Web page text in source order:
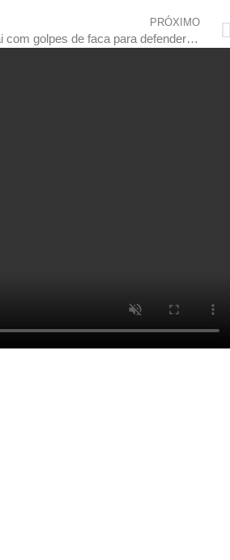
PRÓXIMO
filho mata pai com golpes de faca para defender mãe